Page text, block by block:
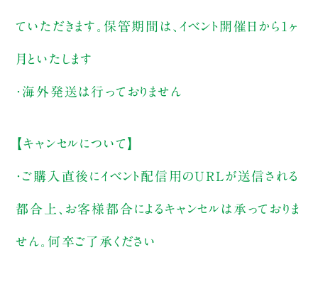
ていただきます。保管期間は、イベント開催日から1ヶ
月といたします
・海外発送は行っておりません
【キャンセルについて】
・ご購入直後にイベント配信用のURLが送信される
都合上、お客様都合によるキャンセルは承っておりま
せん。何卒ご了承ください